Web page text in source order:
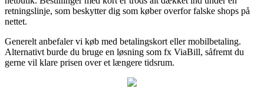
retningslinje, som beskytter dig som køber overfor falske shops på
nettet.
Generelt anbefaler vi køb med betalingskort eller mobilbetaling.
Alternativt burde du bruge en løsning som fx ViaBill, såfremt du
gerne vil klare prisen over et længere tidsrum.